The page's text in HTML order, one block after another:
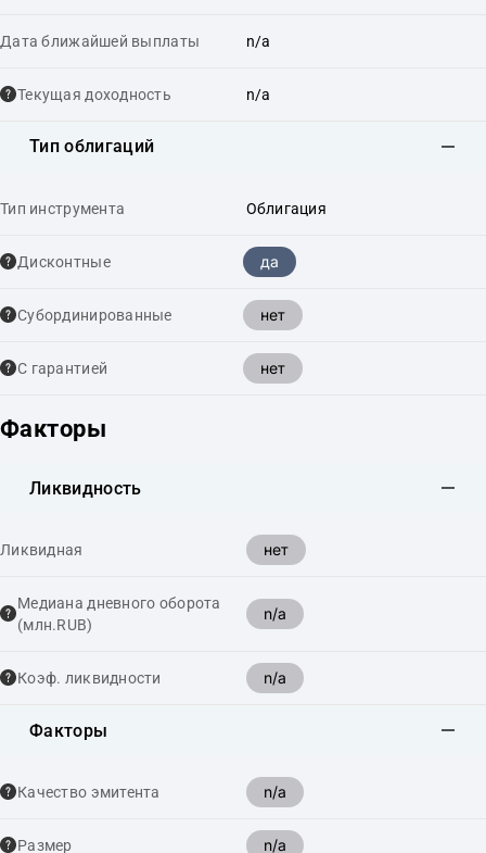
Дата ближайшей выплаты n/a
Текущая доходность n/a
Тип облигаций
Тип инструмента Облигация
Дисконтные да
Cубординированные нет
С гарантией нет
Факторы
Ликвидность
Ликвидная нет
Медиана дневного оборота
(млн.RUB)
n/a
Коэф. ликвидности n/a
Факторы
Качество эмитента n/a
Размер n/a